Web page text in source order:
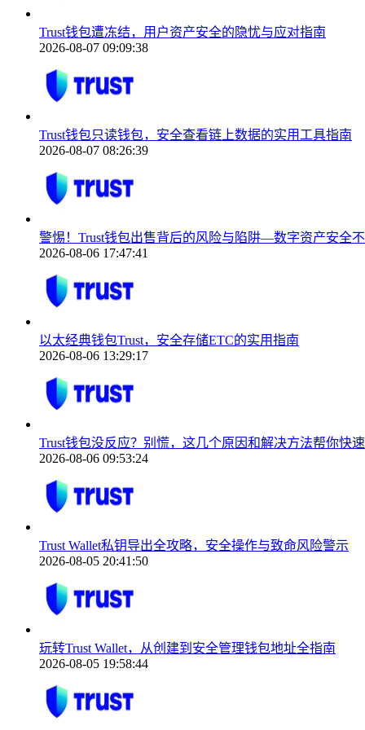
Trust钱包遭冻结，用户资产安全的隐忧与应对指南
2026-08-07 09:09:38
Trust钱包只读钱包，安全查看链上数据的实用工具指南
2026-08-07 08:26:39
警惕！Trust钱包出售背后的风险与陷阱—数字资产安全
2026-08-06 17:47:41
以太经典钱包Trust，安全存储ETC的实用指南
2026-08-06 13:29:17
Trust钱包没反应？别慌，这几个原因和解决方法帮你快
2026-08-06 09:53:24
Trust Wallet私钥导出全攻略，安全操作与致命风险警示
2026-08-05 20:41:50
玩转Trust Wallet，从创建到安全管理钱包地址全指南
2026-08-05 19:58:44